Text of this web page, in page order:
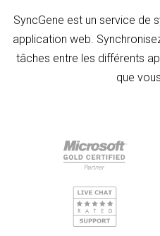
SyncGene est un service de
application web.
tâches entre les différents
que